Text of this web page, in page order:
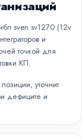
sven sv1270 (12v
и
точкой для
КП.
уточнит
дефиците и